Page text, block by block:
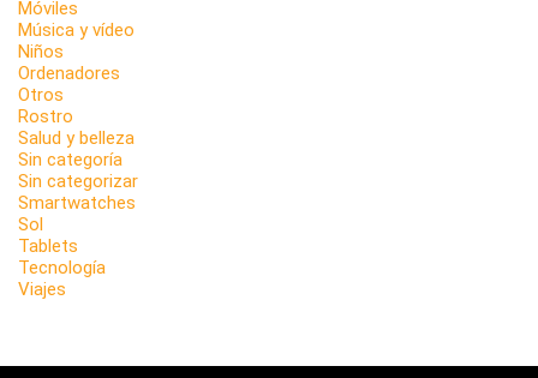
Móviles
Música y vídeo
Niños
Ordenadores
Otros
Rostro
Salud y belleza
Sin categoría
Sin categorizar
Smartwatches
Sol
Tablets
Tecnología
Viajes